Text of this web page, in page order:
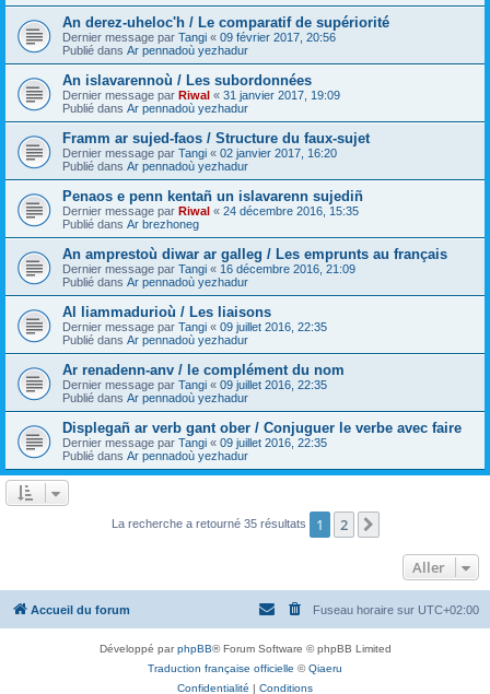
An derez-uheloc'h / Le comparatif de supériorité
Dernier message par Tangi « 09 février 2017, 20:56
Publié dans Ar pennadoù yezhadur
An islavarennoù / Les subordonnées
Dernier message par Riwal « 31 janvier 2017, 19:09
Publié dans Ar pennadoù yezhadur
Framm ar sujed-faos / Structure du faux-sujet
Dernier message par Tangi « 02 janvier 2017, 16:20
Publié dans Ar pennadoù yezhadur
Penaos e penn kentañ un islavarenn sujediñ
Dernier message par Riwal « 24 décembre 2016, 15:35
Publié dans Ar brezhoneg
An amprestoù diwar ar galleg / Les emprunts au français
Dernier message par Tangi « 16 décembre 2016, 21:09
Publié dans Ar pennadoù yezhadur
Al liammadurioù / Les liaisons
Dernier message par Tangi « 09 juillet 2016, 22:35
Publié dans Ar pennadoù yezhadur
Ar renadenn-anv / le complément du nom
Dernier message par Tangi « 09 juillet 2016, 22:35
Publié dans Ar pennadoù yezhadur
Displegañ ar verb gant ober / Conjuguer le verbe avec faire
Dernier message par Tangi « 09 juillet 2016, 22:35
Publié dans Ar pennadoù yezhadur
La recherche a retourné 35 résultats 1 2
Aller
Accueil du forum Fuseau horaire sur UTC+02:00
Développé parphpBB® Forum Software © phpBB Limited
Traduction française officielle ©Qiaeru
Confidentialité | Conditions